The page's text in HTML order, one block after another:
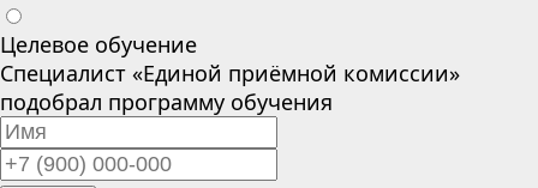
Целевое обучение
Специалист «Единой приёмной комиссии»
подобрал программу обучения